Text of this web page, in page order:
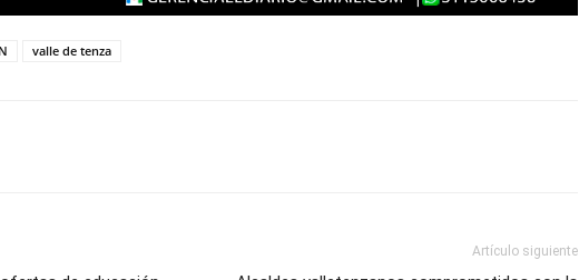
valle de tenza
Artículo siguiente